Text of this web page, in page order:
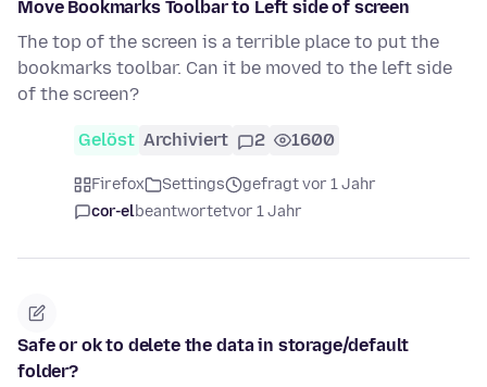
Move Bookmarks Toolbar to Left side of screen
The top of the screen is a terrible place to put the
bookmarks toolbar. Can it be moved to the left side
of the screen?
Gelöst Archiviert 2 1600
Firefox Settings
gefragt vor 1 Jahr
cor-elbeantwortetvor 1 Jahr
Safe or ok to delete the data in storage/default
folder?